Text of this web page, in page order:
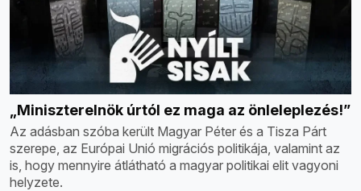
„Miniszterelnök úrtól ez maga az önleleplezés!”
Az adásban szóba került Magyar Péter és a Tisza Párt
szerepe, az Európai Unió migrációs politikája, valamint az
is, hogy mennyire átlátható a magyar politikai elit vagyoni
helyzete.